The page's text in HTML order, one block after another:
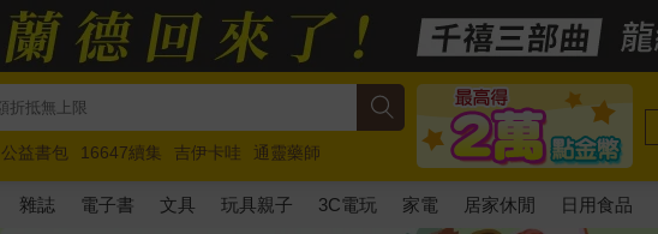
公益書包 16647續集 吉伊卡哇
通靈藥師
馬斯克 玩具總動員5 超慢跑
雜誌 電子書 文具 玩具親子 3C電玩 家電 居家休閒 日用食品